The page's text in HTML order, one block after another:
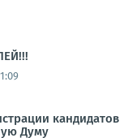
кандидатов
Думу